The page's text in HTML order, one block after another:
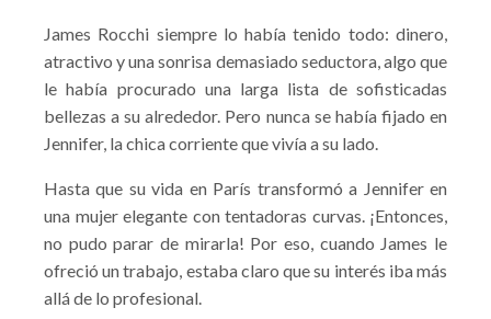
James Rocchi siempre lo había tenido todo: dinero,
atractivo y una sonrisa demasiado seductora, algo que
le había procurado una larga lista de sofisticadas
bellezas a su alrededor. Pero nunca se había fijado en
Jennifer, la chica corriente que vivía a su lado.
Hasta que su vida en París transformó a Jennifer en
una mujer elegante con tentadoras curvas. ¡Entonces,
no pudo parar de mirarla! Por eso, cuando James le
ofreció un trabajo, estaba claro que su interés iba más
allá de lo profesional.